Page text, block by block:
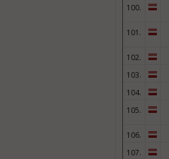
100.
101.
102.
103.
104.
105.
106.
107.